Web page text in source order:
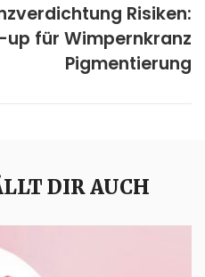
Risiken:
up für Wimpernkranz
Pigmentierung
DIR AUCH